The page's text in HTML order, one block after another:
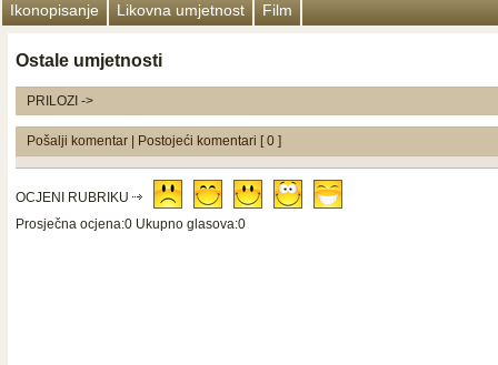
Ikonopisanje
Likovna umjetnost Film
Ostale umjetnosti
PRILOZI ->
Pošalji komentar Postojeći komentari [ 0 ]
OCJENI RUBRIKU
Prosječna ocjena:0 Ukupno glasova:0